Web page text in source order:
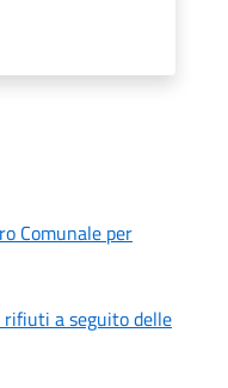
Comunale per
a seguito delle